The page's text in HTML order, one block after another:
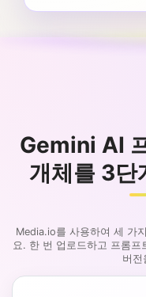
Gemini AI
개체를 3단
Media.io를 사용하여 세 가
요. 한 번 업로드하고 프롬
버전